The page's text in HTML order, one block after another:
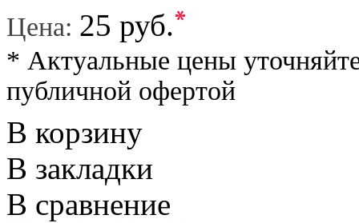
Цена: 25 руб.*
* Актуальные цены
публичной офертой
В корзину
В закладки
В сравнение